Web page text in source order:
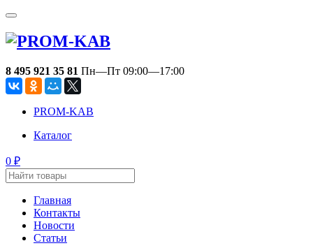
8 495 921 35 81 Пн—Пт 09:00—17:00
PROM-KAB
Каталог
0 ₽
Главная
Контакты
Новости
Статьи